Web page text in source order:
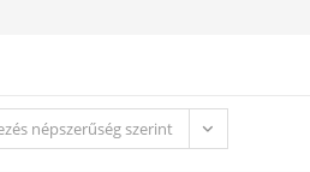
népszerűség szerint